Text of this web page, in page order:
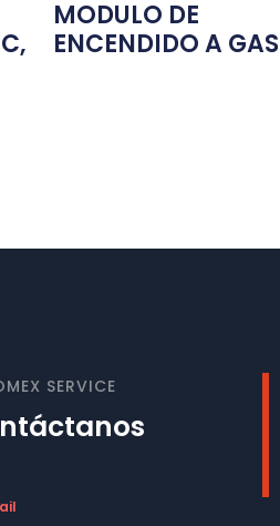
MODULO DE
ENCENDIDO A GAS
SERVICE